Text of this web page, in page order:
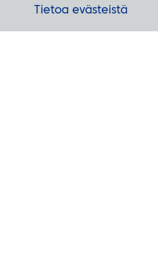
Tietoa evästeistä